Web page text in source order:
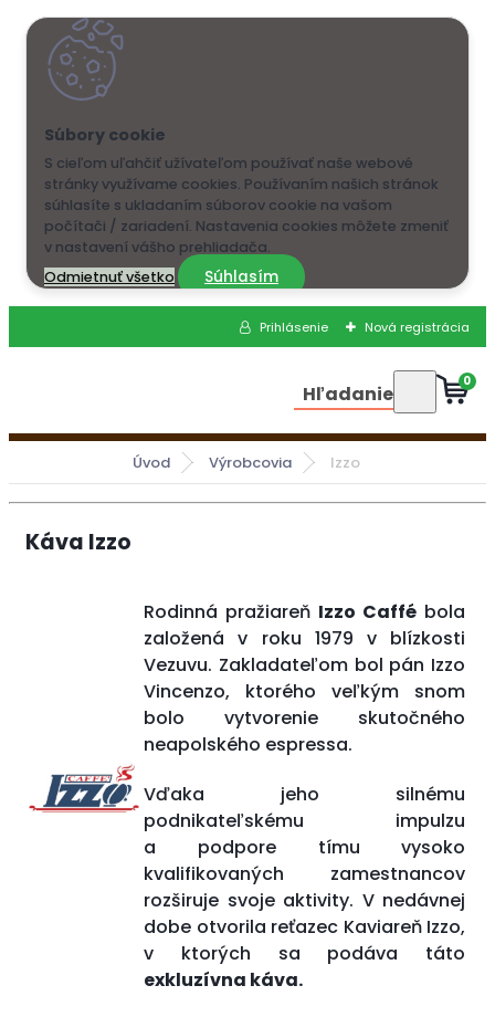
S cieľom uľahčiť užívateľom používať naše webové
stránky využívame cookies. Používaním našich stránok
súhlasíte s ukladaním súborov cookie na vašom
počítači / zariadení. Nastavenia cookies môžete zmeniť
v nastavení vášho prehliadača.
Odmietnuť všetko
Súhlasím
Prihlásenie Nová registrácia
Hľadanie 0
Úvod Výrobcovia Izzo
Káva Izzo
Rodinná pražiareň Izzo Caffébola
založená v roku 1979 v blízkosti
Vezuvu. Zakladateľom bol pán Izzo
Vincenzo, ktorého veľkým snom
bolo vytvorenie skutočného
neapolského espressa.
Vďaka jeho silnému
podnikateľskému impulzu
a podpore tímu vysoko
kvalifikovaných zamestnancov
rozširuje svoje aktivity. V nedávnej
dobe otvorila reťazec Kaviareň Izzo,
v ktorých sa podáva táto
exkluzívna káva.